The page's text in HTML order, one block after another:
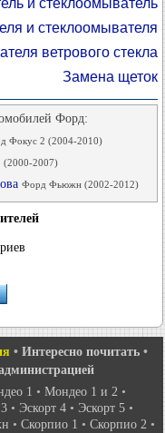
и стеклоомыватель
и стеклоомывателя
ветрового стекла
Замена щеток
Форд:
Фокус 2 (2004-2010)
2007)
Форд Фьюжн (2002-2012)
• Интересно почитать •
1 • Мондео 1 и 2 •
• Эскорт 4 • Эскорт 5 •
• Скорпио 1 • Скорпио 2 •